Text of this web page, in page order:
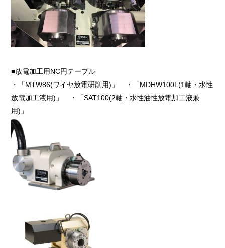
■放電加工用NC円テーブル
・「MTW86(ワイヤ放電研削用)」 ・「MDHW100L(1軸・水性
放電加工液用)」 ・「SAT100(2軸・水性油性放電加工液兼
用)」